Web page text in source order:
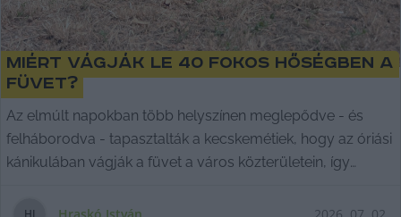
Miért vágják le 40 fokos hőségben a
füvet?
Az elmúlt napokban több helyszínen meglepődve - és
felháborodva - tapasztalták a kecskemétiek, hogy az óriási
kánikulában vágják a füvet a város közterületein, így
Városüzemeltetési Nonprofit Kft.-hez fordultunk.
HI